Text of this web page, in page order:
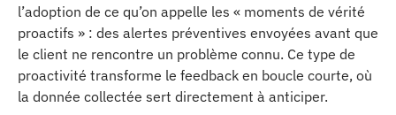
l’adoption de ce qu’on appelle les « moments de vérité
proactifs » : des alertes préventives envoyées avant que
le client ne rencontre un problème connu. Ce type de
proactivité transforme le feedback en boucle courte, où
la donnée collectée sert directement à anticiper.